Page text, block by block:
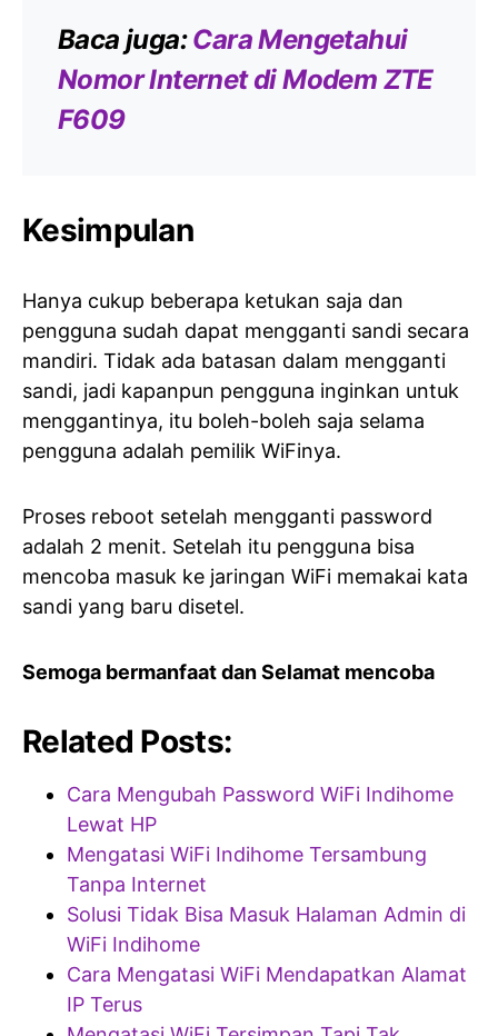
Baca juga:Cara Mengetahui
Nomor Internet di Modem ZTE
F609
Kesimpulan
Hanya cukup beberapa ketukan saja dan
pengguna sudah dapat mengganti sandi secara
mandiri. Tidak ada batasan dalam mengganti
sandi, jadi kapanpun pengguna inginkan untuk
menggantinya, itu boleh-boleh saja selama
pengguna adalah pemilik WiFinya.
Proses reboot setelah mengganti password
adalah 2 menit. Setelah itu pengguna bisa
mencoba masuk ke jaringan WiFi memakai kata
sandi yang baru disetel.
Semoga bermanfaat dan Selamat mencoba
Related Posts:
Cara Mengubah Password WiFi Indihome
Lewat HP
Mengatasi WiFi Indihome Tersambung
Tanpa Internet
Solusi Tidak Bisa Masuk Halaman Admin di
WiFi Indihome
Cara Mengatasi WiFi Mendapatkan Alamat
IP Terus